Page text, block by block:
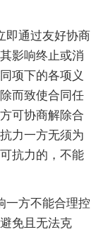
即通过友好协商
影响终止或消
项下的各项义
而致使合同任
可协商解除合
力一方无须为
抗力的，不能
一方不能合理控
免且无法克